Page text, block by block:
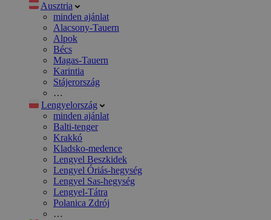
Ausztria
minden ajánlat
Alacsony-Tauern
Alpok
Bécs
Magas-Tauern
Karintia
Stájerország
…
Lengyelország
minden ajánlat
Balti-tenger
Krakkó
Kladsko-medence
Lengyel Beszkidek
Lengyel Óriás-hegység
Lengyel Sas-hegység
Lengyel-Tátra
Polanica Zdrój
…